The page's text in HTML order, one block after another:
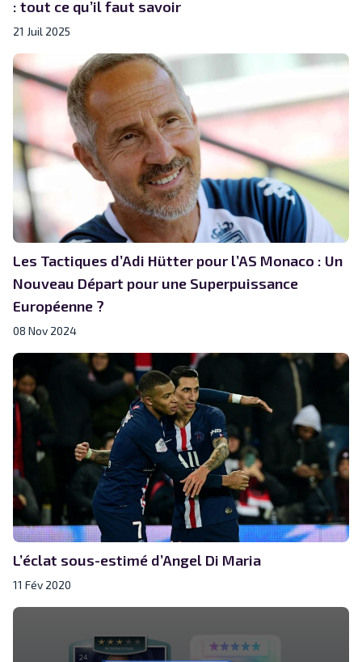
: tout ce qu’il faut savoir
21 Juil 2025
Les Tactiques d’Adi Hütter pour l’AS Monaco : Un
Nouveau Départ pour une Superpuissance
Européenne ?
08 Nov 2024
L’éclat sous-estimé d’Angel Di Maria
11 Fév 2020